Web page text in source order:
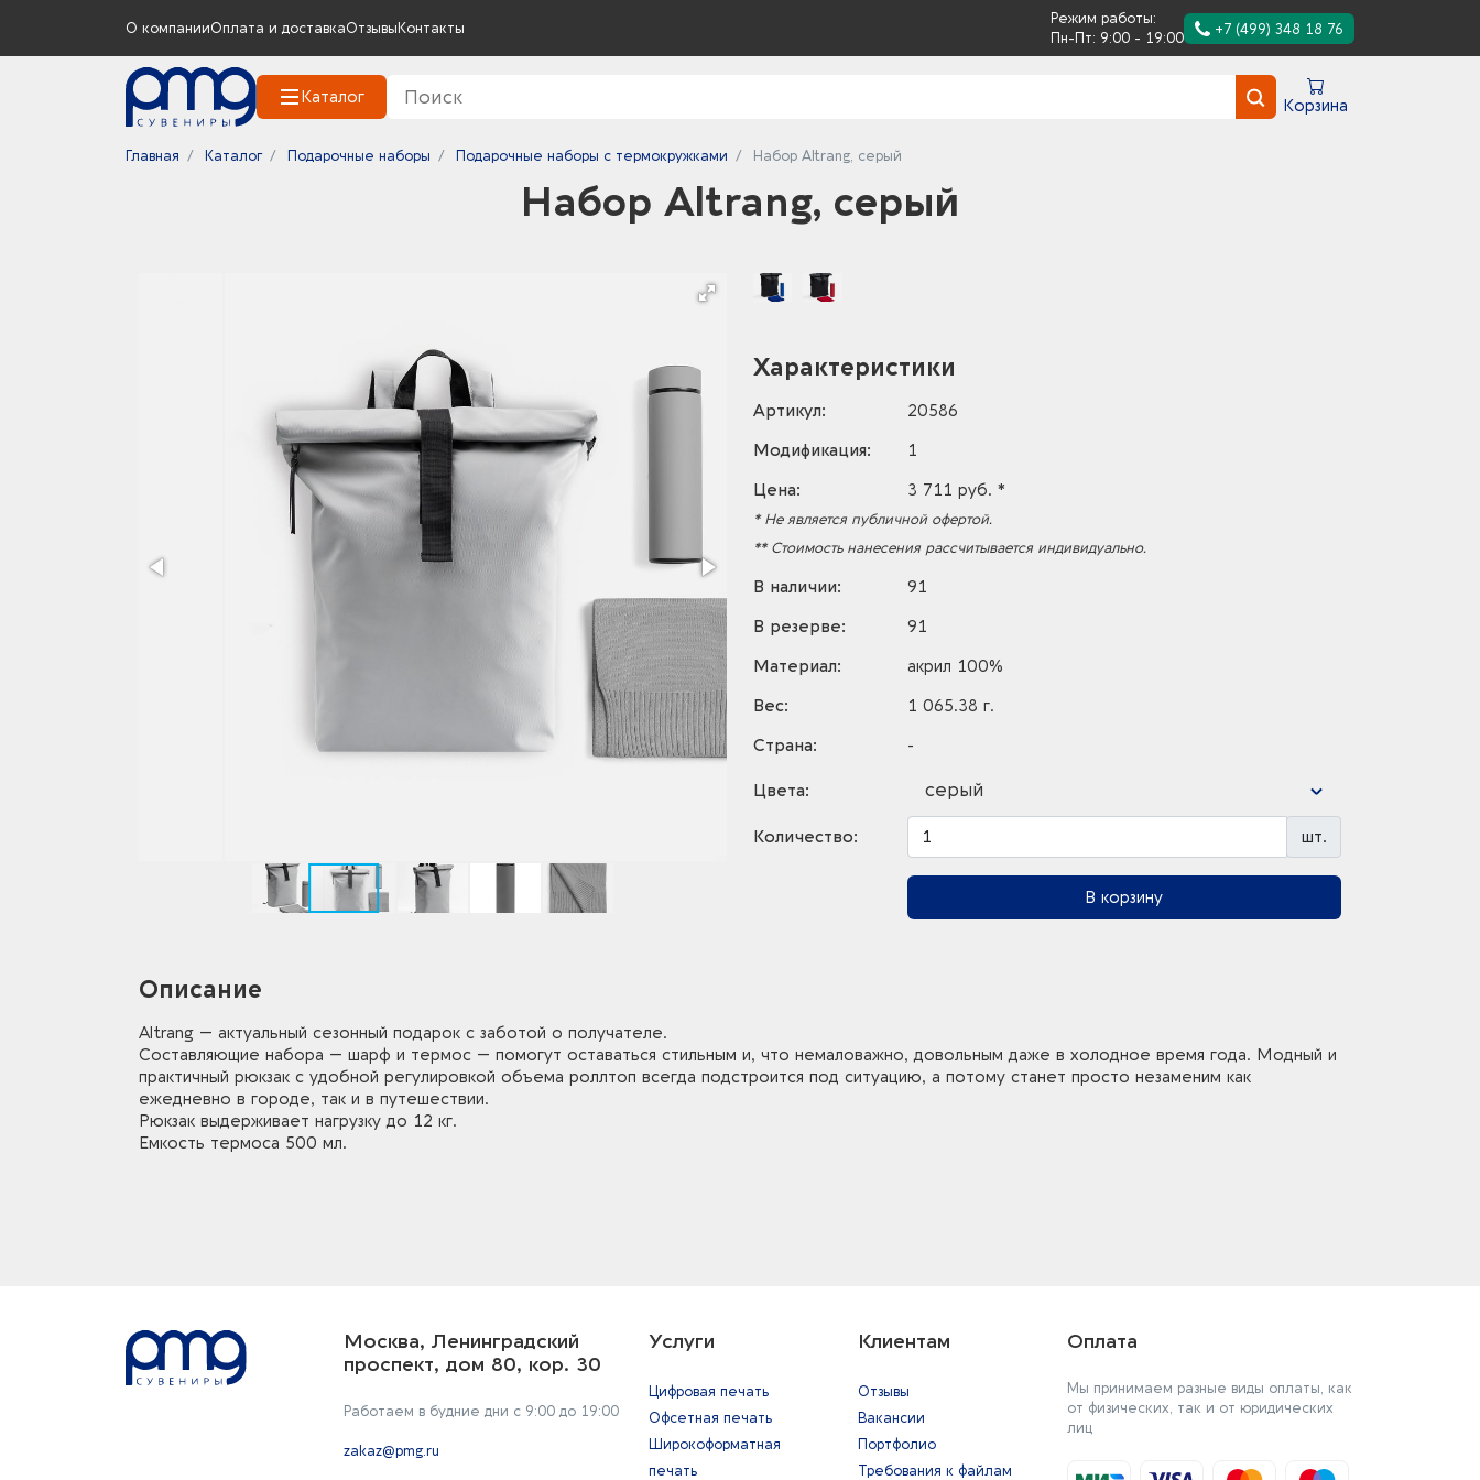
О компанииОплата и доставкаОтзывы Контакты
Режим работы:
Пн-Пт: 9:00 - 19:00
+7 (499) 348 18 76
Каталог Корзина
Главная Каталог Подарочные наборы Подарочные наборы с термокружками Набор Altrang, серый
Набор Altrang, серый
Характеристики
Артикул:
20586
Модификация:
1
Цена:
3 711 руб. *
* Не является публичной офертой.
** Стоимость нанесения рассчитывается индивидуально.
В наличии:
91
В резерве:
91
Материал:
акрил 100%
Вес:
1 065.38 г.
Страна:
-
Цвета: серый
Количество: шт.
В корзину
Описание
Altrang — актуальный сезонный подарок с заботой о получателе.
Составляющие набора — шарф и термос — помогут оставаться стильным и, что немаловажно, довольным даже в холодное время года. Модный и
практичный рюкзак с удобной регулировкой объема роллтоп всегда подстроится под ситуацию, а потому станет просто незаменим как
ежедневно в городе, так и в путешествии.
Рюкзак выдерживает нагрузку до 12 кг.
Емкость термоса 500 мл.
Москва, Ленинградский
проспект, дом 80, кор. 30
Работаем в будние дни с 9:00 до 19:00
zakaz@pmg.ru
Услуги
Цифровая печать
Офсетная печать
Широкоформатная
печать
Клиентам
Отзывы
Вакансии
Портфолио
Требования к файлам
Оплата
Мы принимаем разные виды оплаты, как
от физических, так и от юридических
лиц